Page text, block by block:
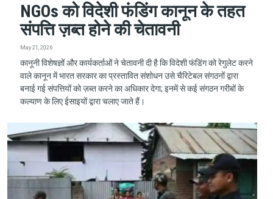
NGOs को विदेशी फंडिंग कानून के तहत
संपत्ति ज़ब्त होने की चेतावनी
May 21, 2026
कानूनी विशेषज्ञों और कार्यकर्ताओं ने चेतावनी दी है कि विदेशी फंडिंग को रेगुलेट करने
वाले कानून में भारत सरकार का प्रस्तावित संशोधन उसे चैरिटेबल संगठनों द्वारा
बनाई गई संपत्तियों को ज़ब्त करने का अधिकार देगा; इनमें से कई संगठन गरीबों के
कल्याण के लिए ईसाइयों द्वारा चलाए जाते हैं।